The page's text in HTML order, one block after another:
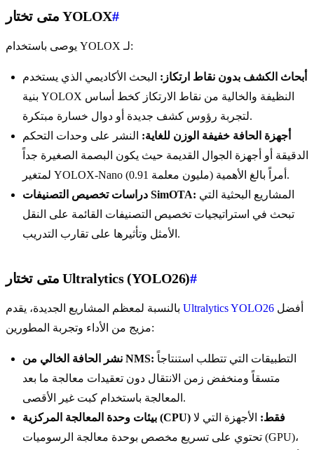
متى تختار YOLOX#
يوصى باستخدام YOLOX لـ:
أبحاث الكشف بدون نقاط ارتكاز: البحث الأكاديمي الذي يستخدم
بنية YOLOX النظيفة والخالية من نقاط الارتكاز كخط أساس
لتجربة رؤوس كشف جديدة أو دوال خسارة مبتكرة.
أجهزة الحافة خفيفة الوزن للغاية: النشر على وحدات التحكم
الدقيقة أو أجهزة الجوال القديمة حيث يكون البصمة الصغيرة جداً
لمتغير YOLOX-Nano (0.91 مليون معلمة) أمراً بالغ الأهمية.
دراسات تخصيص التصنيفات SimOTA:
تبحث في استراتيجيات تخصيص التصنيفات القائمة على النقل
الأمثل وتأثيرها على تقارب التدريب.
متى تختار Ultralytics (YOLO26)#
Ultralytics YOLO26
مزيج من الأداء وتجربة المطورين:
نشر الحافة الخالي من NMS:
متسقاً ومنخفض زمن الانتقال دون تعقيدات معالجة ما بعد
المعالجة باستخدام كبت غير الأقصى.
بيئات وحدة المعالجة المركزية (CPU) فقط: الأجهزة التي لا
تحتوي على تسريع مخصص بوحدة معالجة الرسوميات (GPU)،